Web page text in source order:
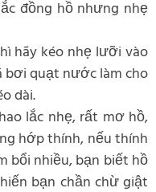
đồng hồ nhưng nhẹ
hãy kéo nhẹ lưỡi vào
bơi quạt nước làm cho
dài.
lắc nhẹ, rất mơ hồ,
hớp thính, nếu thính
bổi nhiều, bạn biết hồ
bạn chần chừ giật